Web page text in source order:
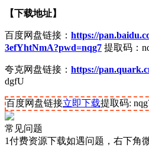
【下载地址】
百度网盘链接： https://
3efYhtNmA?pwd=nqg7 提取码：
夸克网盘链接： https://
dgfU
百度网盘链接立即下载提取码:
常见问题
1付费资源下载如遇问题，右下角